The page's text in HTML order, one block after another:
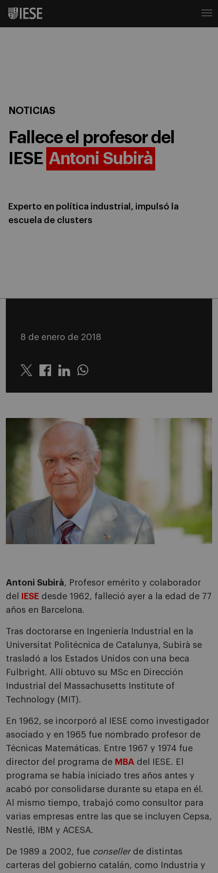
NOTICIAS
Fallece el profesor del
IESE Antoni Subirà
Experto en política industrial, impulsó la
escuela de clusters
8 de enero de 2018
Twitter LinkedinWhatsapp
Antoni Subirà, Profesor emérito y colaborador
del
IESE desde 1962, falleció ayer a la edad de 77
años en Barcelona.
Tras doctorarse en Ingeniería Industrial en la
Universitat Politécnica de Catalunya, Subirà se
trasladó a los Estados Unidos con una beca
Fulbright. Allí obtuvo su MSc en Dirección
Industrial del Massachusetts Institute of
Technology (MIT).
En 1962, se incorporó al IESE como investigador
asociado y en 1965 fue nombrado profesor de
Técnicas Matemáticas. Entre 1967 y 1974 fue
director del programa de MBA del IESE. El
programa se había iniciado tres años antes y
acabó por consolidarse durante su etapa en él.
Al mismo tiempo, trabajó como consultor para
varias empresas entre las que se incluyen Cepsa,
Nestlé, IBM y ACESA.
De 1989 a 2002, fue consellerde distintas
carteras del gobierno catalán, como Industria y